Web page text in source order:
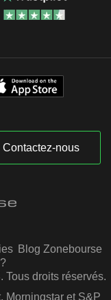
Contactez-nous
Blog Zonebourse
droits réservés.
Morningstar et S&P